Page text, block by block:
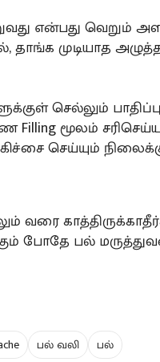
என்பது வெறும்
தாங்க முடியாத
செல்லும்
மூலம்
செய்யும்
வரை
போதே பல்
பல் வலி பல்